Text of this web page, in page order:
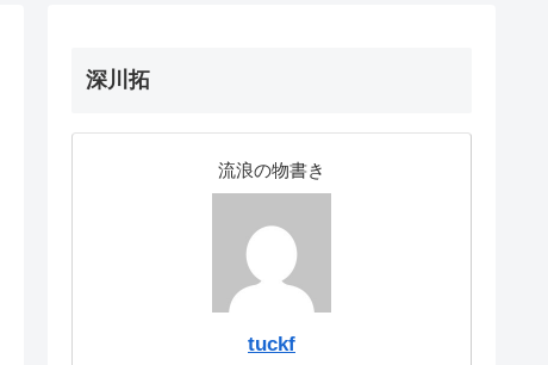
深川拓
流浪の物書き
tuckf